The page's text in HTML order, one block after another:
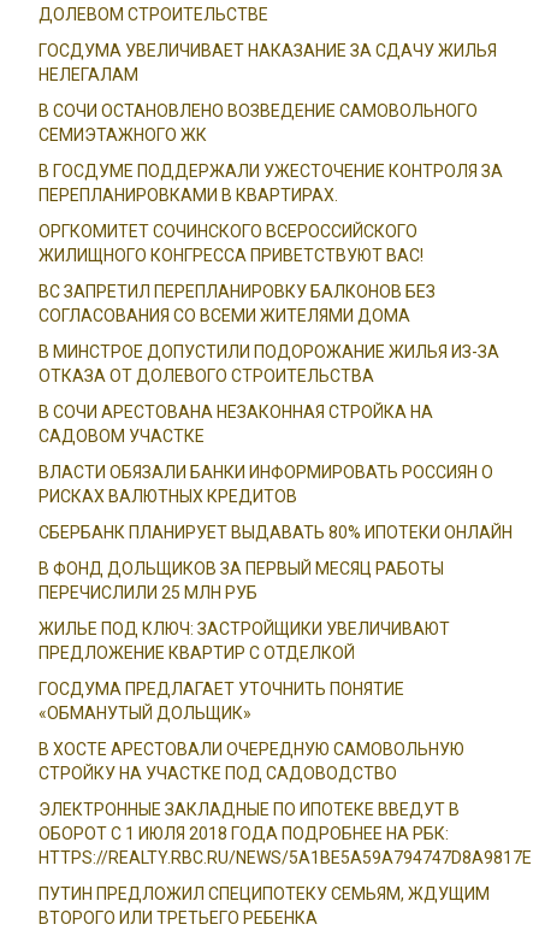
ДОЛЕВОМ СТРОИТЕЛЬСТВЕ
ГОСДУМА УВЕЛИЧИВАЕТ НАКАЗАНИЕ ЗА СДАЧУ ЖИЛЬЯ
НЕЛЕГАЛАМ
В СОЧИ ОСТАНОВЛЕНО ВОЗВЕДЕНИЕ САМОВОЛЬНОГО
СЕМИЭТАЖНОГО ЖК
В ГОСДУМЕ ПОДДЕРЖАЛИ УЖЕСТОЧЕНИЕ КОНТРОЛЯ ЗА
ПЕРЕПЛАНИРОВКАМИ В КВАРТИРАХ.
ОРГКОМИТЕТ СОЧИНСКОГО ВСЕРОССИЙСКОГО
ЖИЛИЩНОГО КОНГРЕССА ПРИВЕТСТВУЮТ ВАС!
ВС ЗАПРЕТИЛ ПЕРЕПЛАНИРОВКУ БАЛКОНОВ БЕЗ
СОГЛАСОВАНИЯ СО ВСЕМИ ЖИТЕЛЯМИ ДОМА
В МИНСТРОЕ ДОПУСТИЛИ ПОДОРОЖАНИЕ ЖИЛЬЯ ИЗ-ЗА
ОТКАЗА ОТ ДОЛЕВОГО СТРОИТЕЛЬСТВА
В СОЧИ АРЕСТОВАНА НЕЗАКОННАЯ СТРОЙКА НА
САДОВОМ УЧАСТКЕ
ВЛАСТИ ОБЯЗАЛИ БАНКИ ИНФОРМИРОВАТЬ РОССИЯН О
РИСКАХ ВАЛЮТНЫХ КРЕДИТОВ
СБЕРБАНК ПЛАНИРУЕТ ВЫДАВАТЬ 80% ИПОТЕКИ ОНЛАЙН
В ФОНД ДОЛЬЩИКОВ ЗА ПЕРВЫЙ МЕСЯЦ РАБОТЫ
ПЕРЕЧИСЛИЛИ 25 МЛН РУБ
ЖИЛЬЕ ПОД КЛЮЧ: ЗАСТРОЙЩИКИ УВЕЛИЧИВАЮТ
ПРЕДЛОЖЕНИЕ КВАРТИР С ОТДЕЛКОЙ
ГОСДУМА ПРЕДЛАГАЕТ УТОЧНИТЬ ПОНЯТИЕ
«ОБМАНУТЫЙ ДОЛЬЩИК»
В ХОСТЕ АРЕСТОВАЛИ ОЧЕРЕДНУЮ САМОВОЛЬНУЮ
СТРОЙКУ НА УЧАСТКЕ ПОД САДОВОДСТВО
ЭЛЕКТРОННЫЕ ЗАКЛАДНЫЕ ПО ИПОТЕКЕ ВВЕДУТ В
ОБОРОТ С 1 ИЮЛЯ 2018 ГОДА ПОДРОБНЕЕ НА РБК:
HTTPS://REALTY.RBC.RU/NEWS/5A1BE5A59A794747D8A9817E
ПУТИН ПРЕДЛОЖИЛ СПЕЦИПОТЕКУ СЕМЬЯМ, ЖДУЩИМ
ВТОРОГО ИЛИ ТРЕТЬЕГО РЕБЕНКА